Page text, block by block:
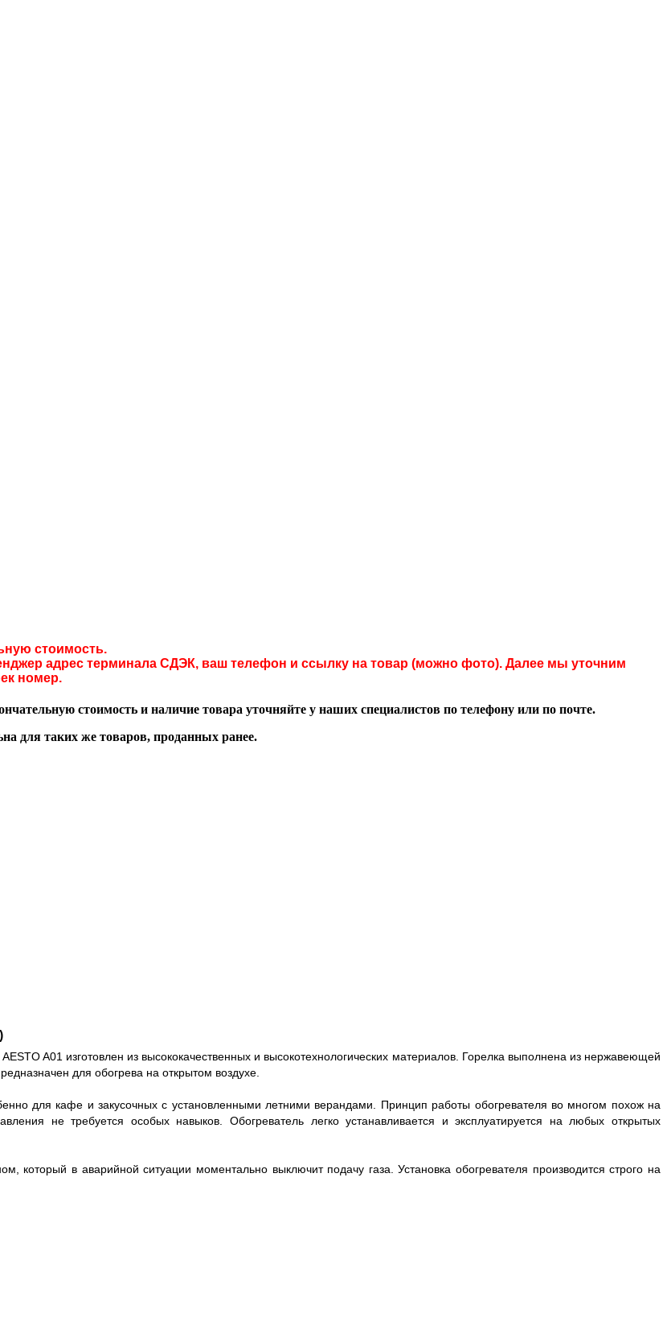
стоимость.
адрес терминала СДЭК, ваш телефон и ссылку на товар (можно фото). Далее мы уточним
номер.
стоимость и наличие товара уточняйте у наших специалистов по телефону или по почте.
для таких же товаров, проданных ранее.
A01 изготовлен из высококачественных и высокотехнологических материалов. Горелка выполнена из нержавеющей
для обогрева на открытом воздухе.
для кафе и закусочных с установленными летними верандами. Принцип работы обогревателя во многом похож на
не требуется особых навыков. Обогреватель легко устанавливается и эксплуатируется на любых открытых
который в аварийной ситуации моментально выключит подачу газа. Установка обогревателя производится строго на